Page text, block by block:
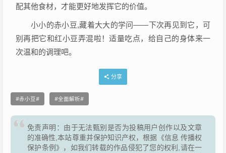
配其他食材，才能更好地发挥它的价值。
小小的赤小豆,藏着大大的学问——下次再见到它，可
别再把它和红小豆弄混啦！适量吃点，给自己的身体来一
次温和的调理吧。
分享
赤小豆 全面解析
免责声明：由于无法甄别是否为投稿用户创作以及文章
的准确性,本站尊重并保护知识产权，根据《信息 传播权
保护条例》，如我们转载的作品侵犯了您的权利,请在一